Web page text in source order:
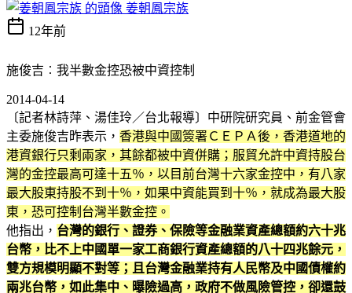
姜朝鳳宗族
12年前
施俊吉︰我半數金控恐被中資控制
2014-04-14
〔記者林詩萍、湯佳玲／台北報導〕中研院研究員、前金管會
主委施俊吉昨表示， 香港與中國簽署ＣＥＰＡ後，香港道地的
港資銀行只剩兩家，其餘都被中資併購；服貿允許中資持股台
灣的金控最高可達十五％，以目前台灣十六家金控中，有八家
最大股東持股不到十％，如果中資能買到十％，就成為最大股
東，恐可控制台灣半數金控。
他指出， 台灣的銀行、證券、保險等金融業資產總額約六十兆
台幣，比不上中國單一家工商銀行資產總額的八十四兆餘元，
雙方規模明顯不對等；且台灣金融業持有人民幣及中國債權約
兩兆台幣，如此集中、曝險過高，政府不做風險管控，卻還鼓